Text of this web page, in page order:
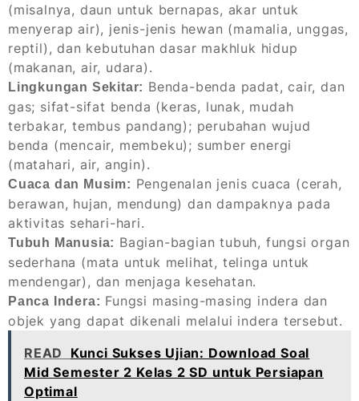
(misalnya, daun untuk bernapas, akar untuk
menyerap air), jenis-jenis hewan (mamalia, unggas,
reptil), dan kebutuhan dasar makhluk hidup
(makanan, air, udara).
Lingkungan Sekitar: Benda-benda padat, cair, dan
gas; sifat-sifat benda (keras, lunak, mudah
terbakar, tembus pandang); perubahan wujud
benda (mencair, membeku); sumber energi
(matahari, air, angin).
Cuaca dan Musim: Pengenalan jenis cuaca (cerah,
berawan, hujan, mendung) dan dampaknya pada
aktivitas sehari-hari.
Tubuh Manusia: Bagian-bagian tubuh, fungsi organ
sederhana (mata untuk melihat, telinga untuk
mendengar), dan menjaga kesehatan.
Panca Indera: Fungsi masing-masing indera dan
objek yang dapat dikenali melalui indera tersebut.
READ
Kunci Sukses Ujian: Download Soal
Mid Semester 2 Kelas 2 SD untuk Persiapan
Optimal